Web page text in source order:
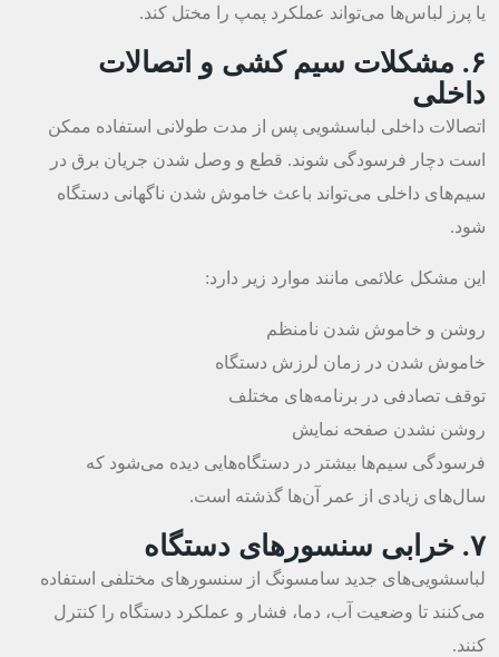
یا پرز لباس‌ها می‌تواند عملکرد پمپ را مختل کند.
۶. مشکلات سیم کشی و اتصالات
داخلی
اتصالات داخلی لباسشویی پس از مدت طولانی استفاده ممکن
است دچار فرسودگی شوند. قطع و وصل شدن جریان برق در
سیم‌های داخلی می‌تواند باعث خاموش شدن ناگهانی دستگاه
شود.
این مشکل علائمی مانند موارد زیر دارد:
روشن و خاموش شدن نامنظم
خاموش شدن در زمان لرزش دستگاه
توقف تصادفی در برنامه‌های مختلف
روشن نشدن صفحه نمایش
فرسودگی سیم‌ها بیشتر در دستگاه‌هایی دیده می‌شود که
سال‌های زیادی از عمر آن‌ها گذشته است.
۷. خرابی سنسورهای دستگاه
لباسشویی‌های جدید سامسونگ از سنسورهای مختلفی استفاده
می‌کنند تا وضعیت آب، دما، فشار و عملکرد دستگاه را کنترل
کنند.